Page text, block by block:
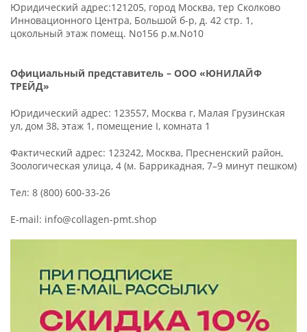
Юридический адрес:121205, город Москва, тер Сколково
Инновационного Центра, Большой б-р, д. 42 стр. 1,
цокольный этаж помещ. No156 р.м.No10
Официальный представитель – ООО «ЮНИЛАЙФ
ТРЕЙД»
Юридический адрес: 123557, Москва г, Малая Грузинская
ул, дом 38, этаж 1, помещение I, комната 1
Фактический адрес: 123242, Москва, Пресненский район,
Зоологическая улица, 4 (м. Баррикадная, 7–9 минут пешком)
Тел: 8 (800) 600-33-26
E-mail: info@collagen-pmt.shop